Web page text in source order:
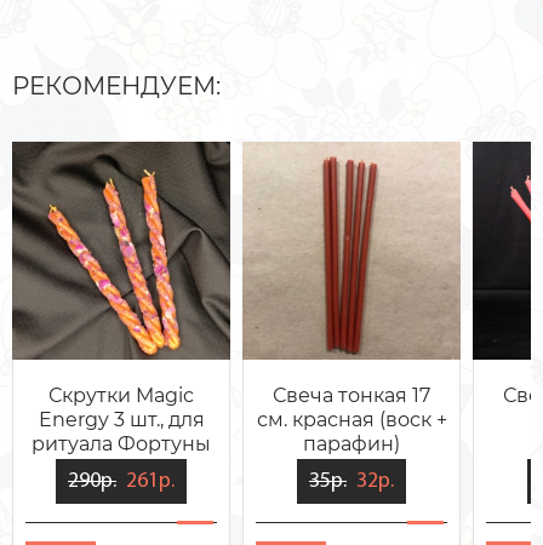
РЕКОМЕНДУЕМ:
Скрутки Magic
Energy 3 шт., для
ритуала Фортуны
"Поток Удачи"
290р. 261р.
Свеча тонкая 17
см. красная (воск +
парафин)
35р. 32р.